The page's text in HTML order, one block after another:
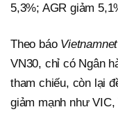
5,3%; AGR giảm
Theo báo Vietnamnet
VN30, chỉ có Ngân
tham chiếu, còn lại
giảm mạnh như